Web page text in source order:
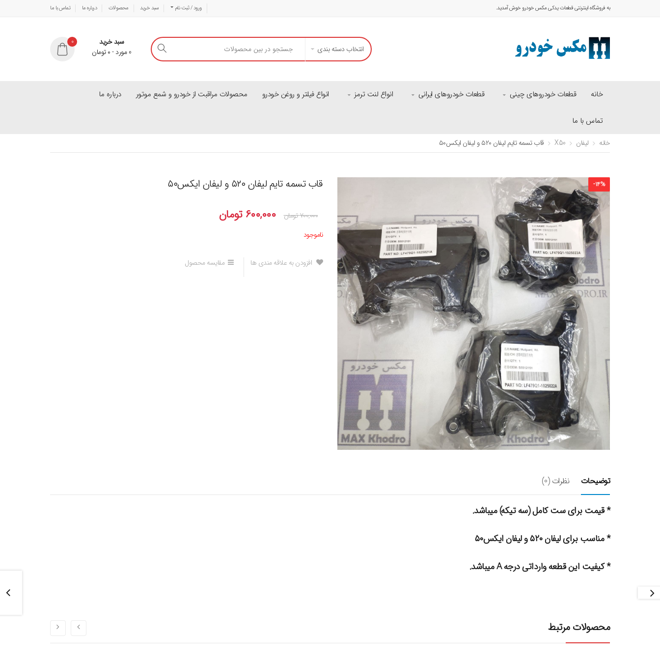
به فروشگاه اینترنتی قطعات یدکی مکس خودرو خوش آمدید. ورود / ثبت نام سبد خرید محصولات درباره ما تماس با ما
انتخاب دسته بندی
0
سبد خرید
0مورد-۰ تومان
خانه قطعات خودروهای چینی قطعات خودروهای ایرانی انواع لنت ترمز انواع فیلتر و روغن خودرو محصولات مراقبت از خودرو و شمع موتور درباره ما
تماس با ما
خانه لیفان X50 قاب تسمه تایم لیفان ۵۲۰ و لیفان ایکس۵۰
-14% قاب تسمه تایم لیفان ۵۲۰ و لیفان ایکس۵۰
۷۰۰,۰۰۰تومان ۶۰۰,۰۰۰ تومان
ناموجود
افزودن به علاقه مندی ها مقایسه محصول
توضیحات نظرات (0)
* قیمت برای ست کامل (سه تیکه) میباشد.
* مناسب برای لیفان ۵۲۰ و لیفان ایکس۵۰
* کیفیت این قطعه وارداتی درجه A میباشد.
محصولات مرتبط